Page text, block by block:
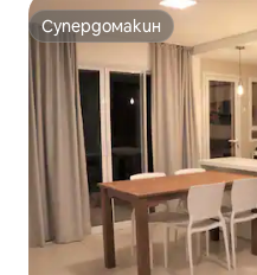
Супердомакин
Супердомакин